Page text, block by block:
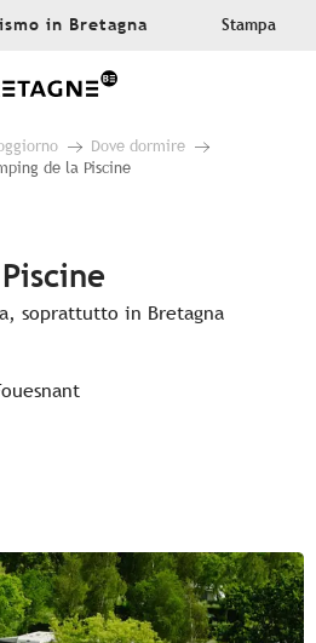
in Bretagna Stampa
Dove dormire
de la Piscine
soprattutto in Bretagna
favoris